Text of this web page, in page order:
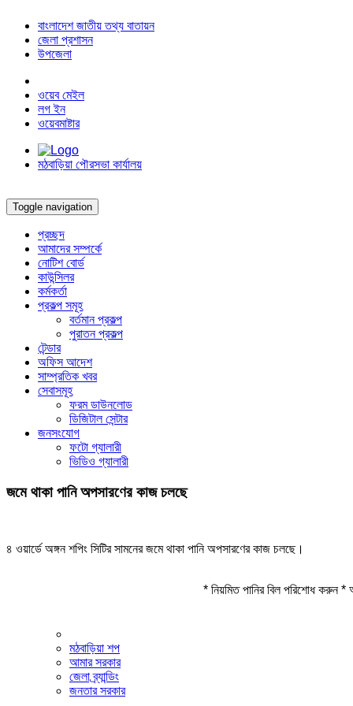
বাংলাদেশ জাতীয় তথ্য বাতায়ন
জেলা প্রশাসন
উপজেলা
ওয়েব মেইল
লগ ইন
ওয়েবমাষ্টার
মঠবাড়িয়া পৌরসভা কার্যালয়
Toggle navigation
প্রচ্ছদ
আমাদের সম্পর্কে
নোটিশ বোর্ড
কাউন্সিলর
কর্মকর্তা
প্রকল্প সমূহ
বর্তমান প্রকল্প
পুরাতন প্রকল্প
টেন্ডার
অফিস আদেশ
সাম্প্রতিক খবর
সেবাসমূহ
ফরম ডাউনলোড
ডিজিটাল সেন্টার
জনসংযোগ
ফটো গ্যালারী
ভিডিও গ্যালারী
জমে থাকা পানি অপসারণের কাজ চলছে
৪ ওয়ার্ডে অঙ্গন শপিং সিটির সামনের জমে থাকা পানি অপসারণের কাজ চলছে।
* নিয়মিত পানির বিল পরিশোধ করুন
মঠবাড়িয়া শপ
আমার সরকার
জেলা ব্র্যান্ডিং
জনতার সরকার